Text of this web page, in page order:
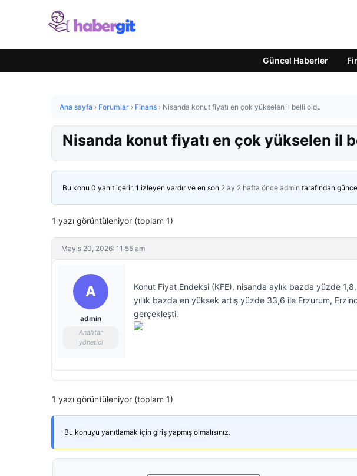
Güncel Haberler
Ana sayfa › Forumlar › Finans › Nisanda konut fiyatı en çok yükselen il belli oldu
Nisanda konut fiyatı en çok yükselen il
Bu konu 0 yanıt içerir, 1 izleyen vardır ve en son 2 ay 2 hafta önce admin tarafından
1 yazı görüntüleniyor (toplam 1)
Mayıs 20, 2026: 11:55 am
A
admin
Anahtar
yönetici
Konut Fiyat Endeksi (KFE), nisanda aylık bazda yüzde
yıllık bazda en yüksek artış yüzde 33,6 ile Erzurum,
gerçekleşti.
1 yazı görüntüleniyor (toplam 1)
Bu konuyu yanıtlamak için giriş yapmış olmalısınız.